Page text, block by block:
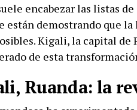
encabezar las listas
están demostrando que
Kigali, la capital
de esta
Ruanda: la